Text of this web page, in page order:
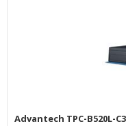
Advantech TPC-B520L-